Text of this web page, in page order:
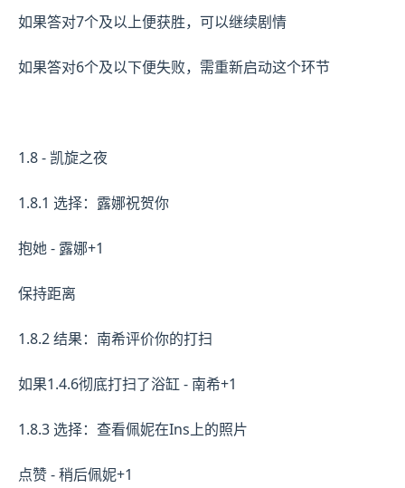
如果答对7个及以上便获胜，可以继续剧情
如果答对6个及以下便失败，需重新启动这个环节
1.8 - 凯旋之夜
1.8.1 选择：露娜祝贺你
抱她 - 露娜+1
保持距离
1.8.2 结果：南希评价你的打扫
如果1.4.6彻底打扫了浴缸 - 南希+1
1.8.3 选择：查看佩妮在Ins上的照片
点赞 - 稍后佩妮+1